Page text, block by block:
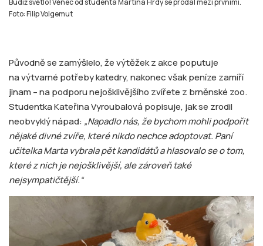
Foto: Filip Volgemut
Původně se zamýšlelo, že výtěžek z akce poputuje
na výtvarné potřeby katedry, nakonec však peníze zamíří
jinam – na podporu nejošklivějšího zvířete z brněnské zoo.
Studentka Kateřina Vyroubalová popisuje, jak se zrodil
neobvyklý nápad: „Napadlo nás, že bychom mohli podpořit
nějaké divné zvíře, které nikdo nechce adoptovat. Paní
učitelka Marta vybrala pět kandidátů a hlasovalo se o tom,
které z nich je nejošklivější, ale zároveň také
nejsympatičtější.“